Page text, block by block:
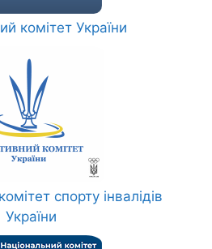
комітет України
спорту інвалідів
України